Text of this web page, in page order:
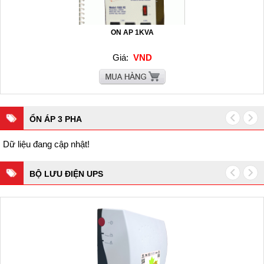
ON AP 1KVA
Giá: VND
ỔN ÁP 3 PHA
Dữ liệu đang cập nhật!
BỘ LƯU ĐIỆN UPS